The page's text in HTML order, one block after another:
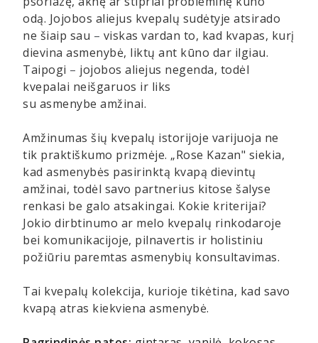
odą. Jojobos aliejus kvepalų sudėtyje atsirado
ne šiaip sau – viskas vardan to, kad kvapas, kurį
dievina asmenybė, liktų ant kūno dar ilgiau.
Taipogi – jojobos aliejus negenda, todėl
kvepalai neišgaruos ir liks
su asmenybe amžinai.
Amžinumas šių kvepalų istorijoje varijuoja ne
tik praktiškumo prizmėje. „Rose Kazan" siekia,
kad asmenybės pasirinktą kvapą dievintų
amžinai, todėl savo partnerius kitose šalyse
renkasi be galo atsakingai. Kokie kriterijai?
Jokio dirbtinumo ar melo kvepalų rinkodaroje
bei komunikacijoje, pilnavertis ir holistiniu
požiūriu paremtas asmenybių konsultavimas.
Tai kvepalų kolekcija, kurioje tikėtina, kad savo
kvapą atras kiekviena asmenybė.